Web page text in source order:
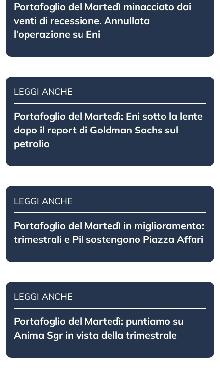
Portafoglio del Martedì minacciato dai
venti di recessione. Annullata
l’operazione su Eni
LEGGI ANCHE
Portafoglio del Martedì: Eni sotto la lente
dopo il report di Goldman Sachs sul
petrolio
LEGGI ANCHE
Portafoglio del Martedì in miglioramento:
trimestrali e Pil sostengono Piazza Affari
LEGGI ANCHE
Portafoglio del Martedì: puntiamo su
Anima Sgr in vista della trimestrale